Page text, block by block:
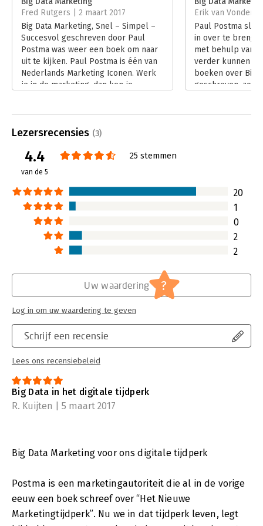
vol duiding en praktische tips rijker. Doe er uw voordeel mee!'
- Diana Janssen (directeur DDMA)
Hoofdrubriek: Marketing
Fred Rutgers | 2 maart 2017
Big Data Marketing, Snel – Simpel –
Succesvol geschreven door Paul
Postma was weer een boek om naar
uit te kijken. Paul Postma is één van
Nederlands Marketing Iconen. Werk
je in de marketing, dan ken je
Erik van
Paul Postma
in over te
met behulp van
verder kunnen
boeken over Big
geschreven,
Lezersrecensies (3)
4.4
van de 5
25 stemmen
20
1
0
2
2
Schrijf een recensie
Lees ons recensiebeleid
Uw waardering ?
Log in om uw waardering te geven
Big Data in het digitale tijdperk
R. Kuijten | 5 maart 2017
Big Data Marketing voor ons digitale tijdperk
Postma is een marketingautoriteit die al in de vorige
eeuw een boek schreef over “Het Nieuwe
Marketingtijdperk”. Nu we in dat tijdperk leven, legt